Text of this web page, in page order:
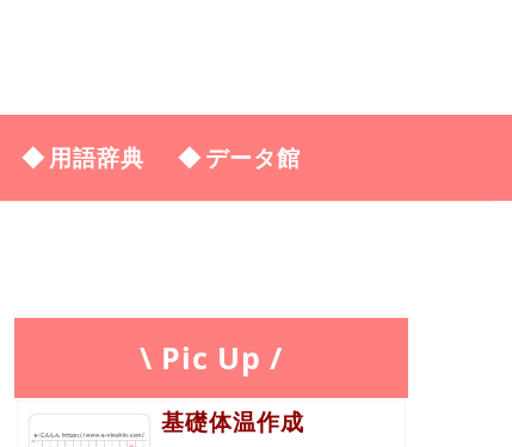
用語辞典 データ館
\ Pic Up /
基礎体温作成